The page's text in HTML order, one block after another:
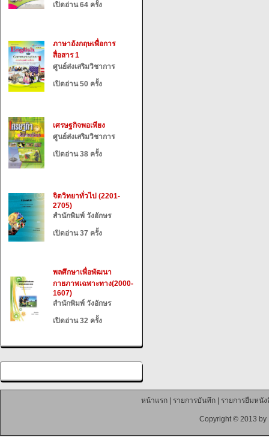
เปิดอ่าน 64 ครั้ง
ภาษาอังกฤษเพื่อการ
สื่อสาร 1
ศูนย์ส่งเสริมวิชาการ
เปิดอ่าน 50 ครั้ง
เศรษฐกิจพอเพียง
ศูนย์ส่งเสริมวิชาการ
เปิดอ่าน 38 ครั้ง
จิตวิทยาทั่วไป (2201-
2705)
สำนักพิมพ์ วังอักษร
เปิดอ่าน 37 ครั้ง
พลศึกษาเพื่อพัฒนา
กายภาพเฉพาะทาง(2000-
1607)
สำนักพิมพ์ วังอักษร
เปิดอ่าน 32 ครั้ง
หน้าแรก| รายการบันทึก| รายการยืมหนัง
Copyright © 2013